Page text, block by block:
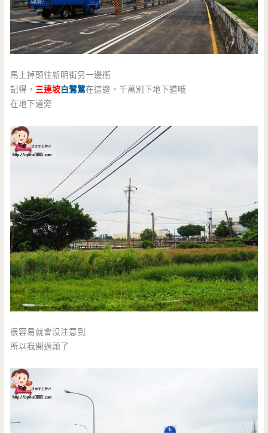
馬上掉頭往新明街另一邊衝
記得，三連坡白鷺鷥在這邊，千萬別下地下道哦
在地下道旁
很容易就會沒注意到
所以我開過頭了